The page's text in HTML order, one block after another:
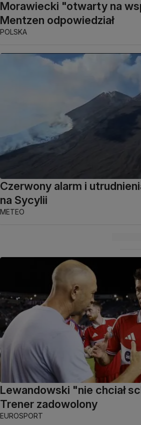
Morawiecki "otwarty na
Mentzen odpowiedział
POLSKA
Czerwony alarm i
na Sycylii
METEO
Lewandowski "nie chciał
Trener zadowolony
EUROSPORT